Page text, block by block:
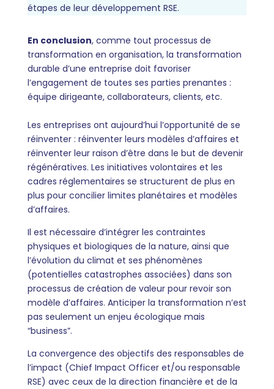
étapes de leur développement RSE.
En conclusion, comme tout processus de
transformation en organisation, la transformation
durable d’une entreprise doit favoriser
l’engagement de toutes ses parties prenantes :
équipe dirigeante, collaborateurs, clients, etc.
Les entreprises ont aujourd’hui l’opportunité de se
réinventer : réinventer leurs modèles d’affaires et
réinventer leur raison d’être dans le but de devenir
régénératives. Les initiatives volontaires et les
cadres réglementaires se structurent de plus en
plus pour concilier limites planétaires et modèles
d’affaires.
Il est nécessaire d’intégrer les contraintes
physiques et biologiques de la nature, ainsi que
l’évolution du climat et ses phénomènes
(potentielles catastrophes associées) dans son
processus de création de valeur pour revoir son
modèle d’affaires. Anticiper la transformation n’est
pas seulement un enjeu écologique mais
“business”.
La convergence des objectifs des responsables de
l’impact (Chief Impact Officer et/ou responsable
RSE) avec ceux de la direction financière et de la